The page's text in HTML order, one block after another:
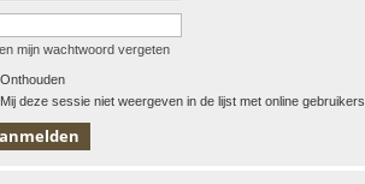
mijn wachtwoord vergeten
Onthouden
Mij deze sessie niet weergeven in de lijst met online gebruikers